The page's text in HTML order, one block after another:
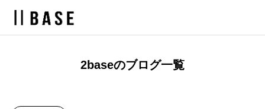
2baseのブログ一覧